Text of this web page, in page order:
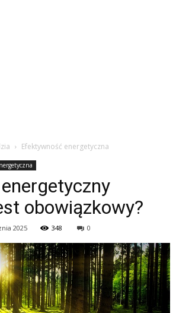
Efektywność energetyczna
obowiązkowy?
2025 348 0